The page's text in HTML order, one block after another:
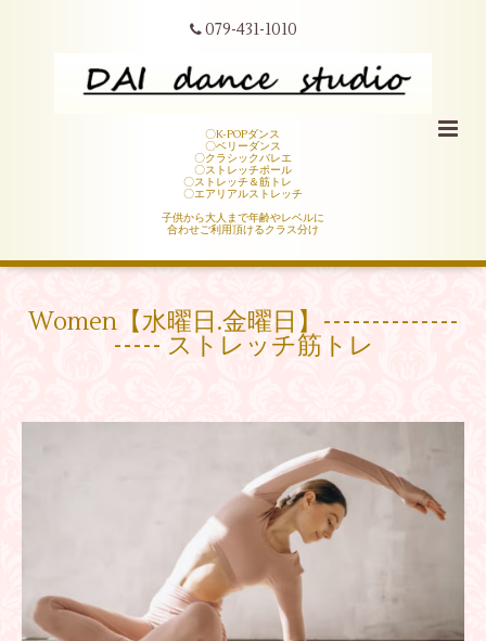
079-431-1010
〇K-POPダンス
〇ベリーダンス
〇クラシックバレエ
〇ストレッチポール
〇ストレッチ＆筋トレ
〇エアリアルストレッチ
子供から大人まで年齢やレベルに
合わせご利用頂けるクラス分け
Women【水曜日.金曜日】­­--­­--­­--­­--­­--­­-­­--­­-
-­­--­­-- ストレッチ筋トレ